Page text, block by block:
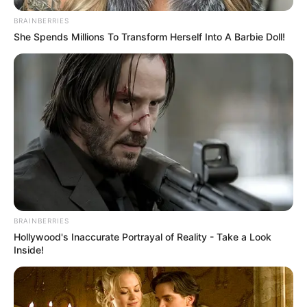
Παναθηναϊκά νέα σήμερα
Ληστεία
Καιρός
Κυριάκος Μητσοτάκης
Σχετικά με το Newstok
Ειδήσεις — Συχνές Ερωτήσεις
Ποιες ειδήσεις καλύπτει καθημερινά το Newstok;
Πόσο γρήγορα δημοσιεύονται οι έκτακτες ειδήσεις; +
BRAINBERRIES
She Spends Millions To Transform Herself Into A Barbie Doll!
BRAINBERRIES
Hollywood's Inaccurate Portrayal of Reality - Take a Look
Inside!